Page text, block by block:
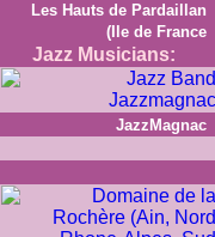
Les Hauts de Pardaillan
(Ile de France
Jazz Musicians:
JazzMagnac